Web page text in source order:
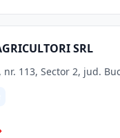
SRL
113, Sector 2, jud.